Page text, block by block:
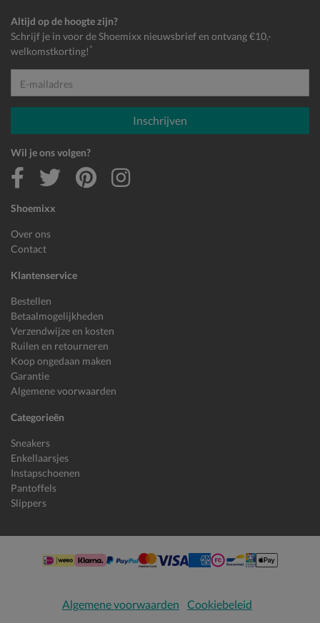
Shoemixx
Over ons
Contact
Klantenservice
Bestellen
Betaalmogelijkheden
Verzendwijze en kosten
Ruilen en retourneren
Koop ongedaan maken
Garantie
Algemene voorwaarden
Categorieën
Sneakers
Enkellaarsjes
Instapschoenen
Pantoffels
Slippers
Altijd op de hoogte zijn?
Schrijf je in voor de Shoemixx nieuwsbrief en ontvang €10,-
welkomstkorting! *
E-mailadres
Inschrijven
Wil je ons volgen?
Algemene voorwaarden
Cookiebeleid